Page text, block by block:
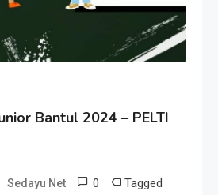
Bantul 2024 – PELTI
Sedayu Net 0 Tagged